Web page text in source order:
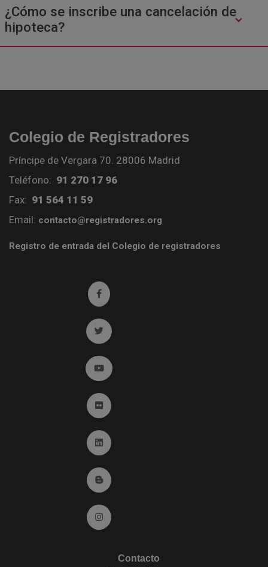
¿Cómo se inscribe una cancelación de
hipoteca?
Colegio de Registradores
Príncipe de Vergara 70. 28006 Madrid
Teléfono: 91 270 17 96
Fax: 91 564 11 59
Email: contacto@registradores.org
Registro de entrada del Colegio de registradores
Ir a facebook (abre en ventana nueva)
Ir a twitter (abre en ventana nueva)
Ir a YouTube (abre en ventana nueva)
Ir a Flickr (abre en ventana nueva)
Ir a Linkedin (abre en ventana nueva)
Ir al Blog (abre en ventana nueva)
Ir a Instagram (abre en ventana nueva)
Contacto